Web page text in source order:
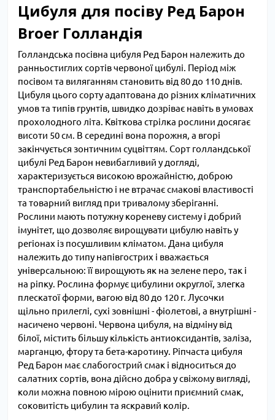
Цибуля для посіву Ред Барон
Broer Голландія
Голландська посівна цибуля Ред Барон належить до
ранньостиглих сортів червоної цибулі. Період між
посівом та виляганням становить від 80 до 110 днів.
Цибуля цього сорту адаптована до різних кліматичних
умов та типів грунтів, швидко дозріває навіть в умовах
прохолодного літа. Квіткова стрілка рослини досягає
висоти 50 см. В середині вона порожня, а вгорі
закінчується зонтичним суцвіттям. Сорт голландської
цибулі Ред Барон невибагливий у догляді,
характеризується високою врожайністю, доброю
транспортабельністю і не втрачає смакові властивості
та товарний вигляд при тривалому зберіганні.
Рослини мають потужну кореневу систему і добрий
імунітет, що дозволяє вирощувати цибулю навіть у
регіонах із посушливим кліматом. Дана цибуля
належить до типу напівгострих і вважається
універсальною: її вирощують як на зелене перо, так і
на ріпку. Рослина формує цибулини округлої, злегка
плескатої форми, вагою від 80 до 120 г. Лусочки
щільно прилеглі, сухі зовнішні - фіолетові, а внутрішні -
насичено червоні. Червона цибуля, на відміну від
білої, містить більшу кількість антиоксидантів, заліза,
марганцю, фтору та бета-каротину. Ріпчаста цибуля
Ред Барон має слабогострий смак і відноситься до
салатних сортів, вона дійсно добра у свіжому вигляді,
коли можна повною мірою оцінити приємний смак,
соковитість цибулин та яскравий колір.